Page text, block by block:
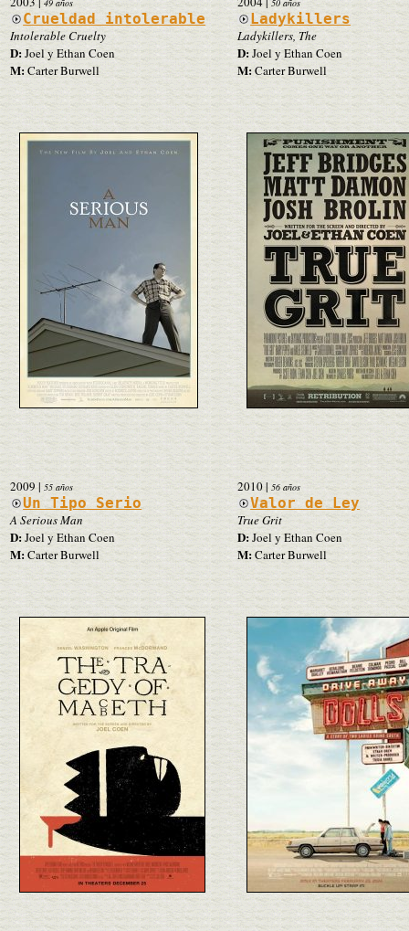
49 años
Crueldad intolerable
Intolerable Cruelty
D:Joel y Ethan Coen
M: Carter Burwell
50 años
Ladykillers
Ladykillers, The
D:Joel y Ethan Coen
M: Carter Burwell
2009| 55 años
Un Tipo Serio
A Serious Man
D:Joel y Ethan Coen
M:Carter Burwell
2010| 56 años
Valor de Ley
True Grit
D:Joel y Ethan Coen
M:Carter Burwell